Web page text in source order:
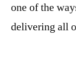
one of the
delivering all